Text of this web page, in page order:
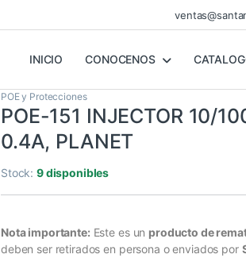
INICIO CONOCENOS
POE y Protecciones
POE-151 INJECTOR 10/
0.4A, PLANET
Stock:9 disponibles
Nota importante: Este es un producto de
deben ser retirados en persona o enviados por